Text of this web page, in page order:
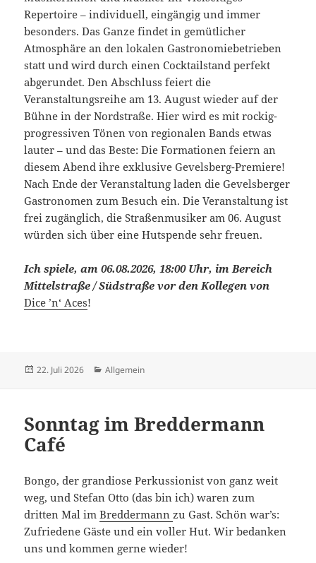
Repertoire – individuell, eingängig und immer
besonders. Das Ganze findet in gemütlicher
Atmosphäre an den lokalen Gastronomiebetrieben
statt und wird durch einen Cocktailstand perfekt
abgerundet. Den Abschluss feiert die
Veranstaltungsreihe am 13. August wieder auf der
Bühne in der Nordstraße. Hier wird es mit rockig-
progressiven Tönen von regionalen Bands etwas
lauter – und das Beste: Die Formationen feiern an
diesem Abend ihre exklusive Gevelsberg-Premiere!
Nach Ende der Veranstaltung laden die Gevelsberger
Gastronomen zum Besuch ein. Die Veranstaltung ist
frei zugänglich, die Straßenmusiker am 06. August
würden sich über eine Hutspende sehr freuen.
Ich spiele, am 06.08.2026, 18:00 Uhr, im Bereich
Mittelstraße / Südstraße vor den Kollegen von
Dice ’n‘ Aces!
Veröffentlicht
22. Juli 2026 Kategorien
Allgemein
Sonntag im Breddermann
Café
Bongo, der grandiose Perkussionist von ganz weit
weg, und Stefan Otto (das bin ich) waren zum
dritten Mal imBreddermannzu Gast. Schön war’s:
Zufriedene Gäste und ein voller Hut. Wir bedanken
uns und kommen gerne wieder!